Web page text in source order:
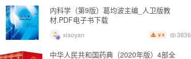
内科学（第9版）葛均波主编_人卫版教
材.PDF电子书下载
xiaoyan ￥4 3836
中华人民共和国药典（2020年版）4部全